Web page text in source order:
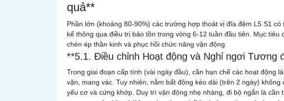
quả**
Phần lớn (khoảng 80-90%) các trường hợp thoát vị đĩa đệm L5 S1
kể thông qua điều trị bảo tồn trong vòng 6-12 tuần đầu tiên. Mục tiêu
chèn ép thần kinh và phục hồi chức năng vận động.
**5.1. Điều chỉnh Hoạt động và Nghỉ ngơi Tương
Trong giai đoạn cấp tính (vài ngày đầu), cần hạn chế các hoạt động
vặn, mang vác. Tuy nhiên, nằm bất động kéo dài (trên 2 ngày)
yếu cơ và cứng khớp. Duy trì vận động nhẹ nhàng, đi bộ ngắn là cần